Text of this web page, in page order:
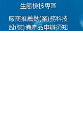
生態檢核專區
廠商推薦勤(業)務科技
設(裝)備產品申辦須知